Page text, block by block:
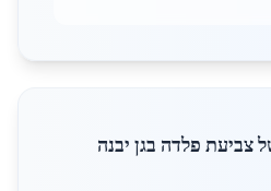
צביעת פלדה בגן יבנה